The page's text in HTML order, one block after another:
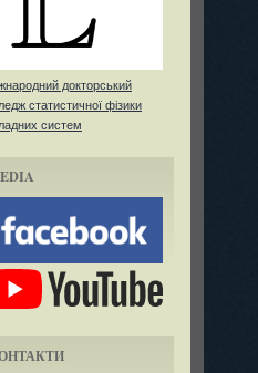
докторський
статистичної фізики
систем